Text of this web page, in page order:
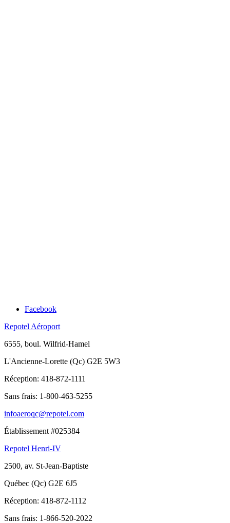
Facebook
Repotel Aéroport
6555, boul. Wilfrid-Hamel
L'Ancienne-Lorette (Qc) G2E 5W3
Réception: 418-872-1111
Sans frais: 1-800-463-5255
infoaeroqc@repotel.com
Établissement #025384
Repotel Henri-IV
2500, av. St-Jean-Baptiste
Québec (Qc) G2E 6J5
Réception: 418-872-1112
Sans frais: 1-866-520-2022